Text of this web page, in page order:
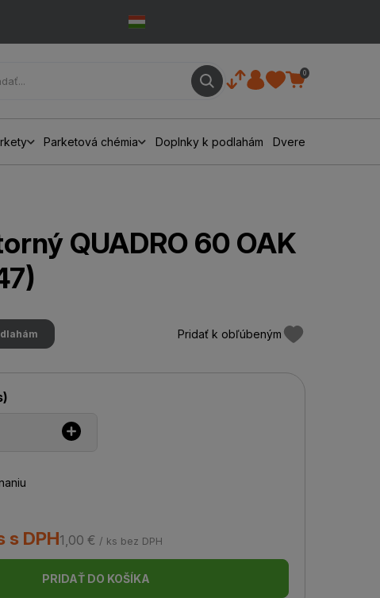
0
Parketová chémia Doplnky k podlahám Dvere
QUADRO 60 OAK
Pridať k obľúbeným
)
s DPH1,00 € / ks bez DPH
PRIDAŤ DO KOŠÍKA